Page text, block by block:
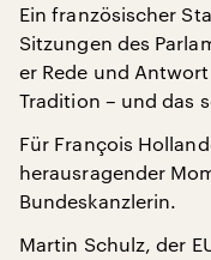
Ein französischer
Sitzungen des
er Rede und
Tradition – und das
Für François
herausragender
Bundeskanzlerin.
Martin Schulz, der